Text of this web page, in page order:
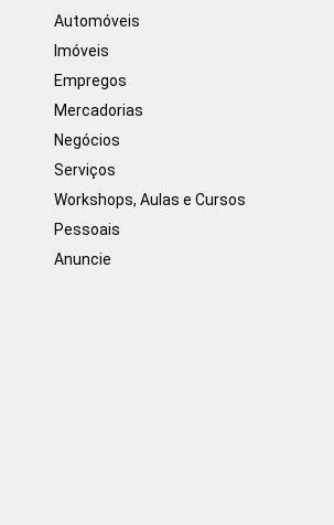
Automóveis
Imóveis
Empregos
Mercadorias
Negócios
Serviços
Workshops, Aulas e Cursos
Pessoais
Anuncie